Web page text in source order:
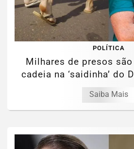
POLÍTICA
Milhares de presos
cadeia na ‘saidinha’ do
Saiba Mais